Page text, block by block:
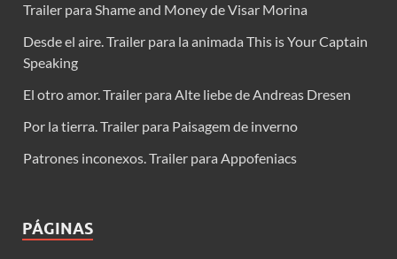
Trailer para Shame and Money de Visar Morina
Desde el aire. Trailer para la animada This is Your Captain
Speaking
El otro amor. Trailer para Alte liebe de Andreas Dresen
Por la tierra. Trailer para Paisagem de inverno
Patrones inconexos. Trailer para Appofeniacs
PÁGINAS